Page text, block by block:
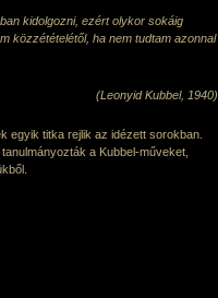
kidolgozni, ezért olykor sokáig
közzétételétől, ha nem tudtam azonnal
(Leonyid Kubbel, 1940)
egyik titka rejlik az idézett sorokban.
a Kubbel-műveket,